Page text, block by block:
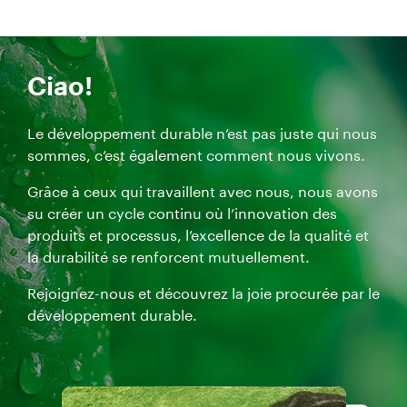
Ciao!
Le développement durable n’est pas juste qui nous
sommes, c’est également comment nous vivons.
Grâce à ceux qui travaillent avec nous, nous avons
su créer un cycle continu où l’innovation des
produits et processus, l’excellence de la qualité et
la durabilité se renforcent mutuellement.
Rejoignez-nous et découvrez la joie procurée par le
développement durable.